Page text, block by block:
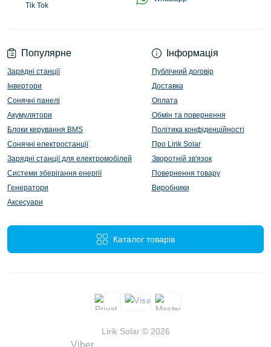
Популярне
Зарядні станції
Інвертори
Сонячні панелі
Акумулятори
Блоки керування BMS
Сонячні електростанції
Зарядні станції для електромобілей
Системи зберігання енергії
Генератори
Аксесуари
Інформація
Публічний договір
Доставка
Оплата
Обмін та повернення
Політика конфіденційності
Про Lirik Solar
Зворотній зв'язок
Повернення товару
Виробники
Каталог товарів
Tik Tok
Lirik Solar © 2026